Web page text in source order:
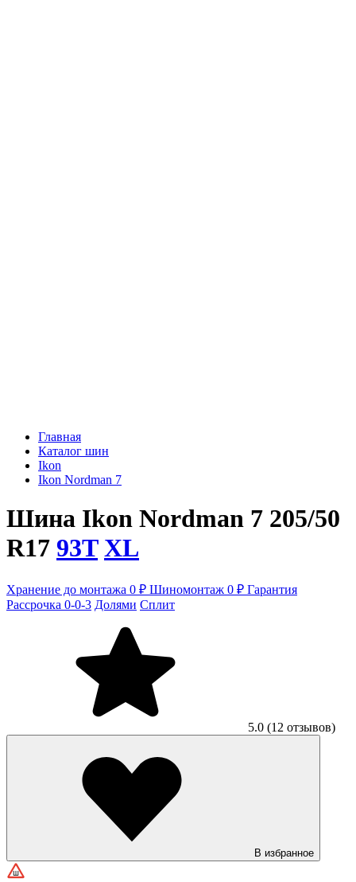
Главная
Каталог шин
Ikon
Ikon Nordman 7
Шина Ikon Nordman 7 205/50
R17 93T XL
Хранение до монтажа 0 ₽ Шиномонтаж 0 ₽ Гарантия
Рассрочка 0-0-3 Долями Сплит
5.0 (12 отзывов)
В избранное